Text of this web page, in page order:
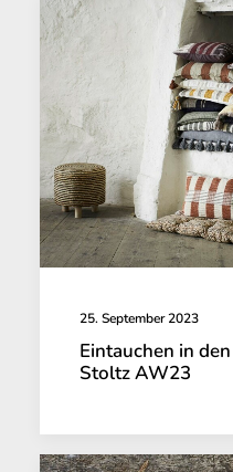
25. September 2023
Eintauchen in
Stoltz AW23